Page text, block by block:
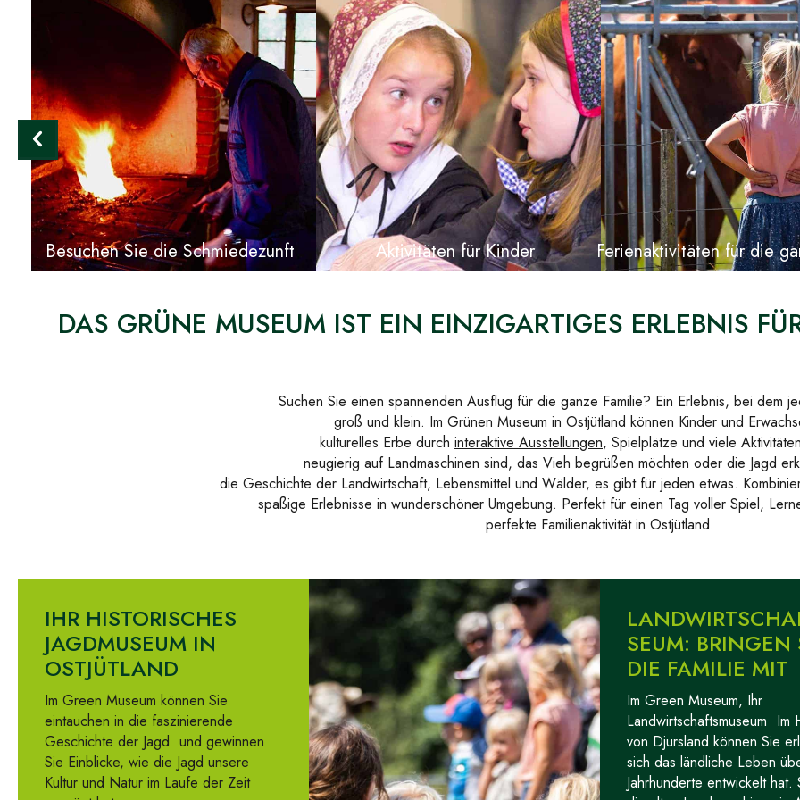
Besuchen Sie die Schmiedezunft Aktivitäten für Kinder Ferienaktivitäten für die
DAS GRÜNE MUSEUM IST EIN EINZIGARTIGES ERLEBNIS
Suchen Sie einen spannenden Ausflug für die ganze Familie? Ein Erlebnis, bei dem
groß und klein. Im Grünen Museum in Ostjütland können Kinder und
kulturelles Erbe durch interaktive Ausstellungen, Spielplätze und viele
neugierig auf Landmaschinen sind, das Vieh begrüßen möchten oder die Jagd
die Geschichte der Landwirtschaft, Lebensmittel und Wälder, es gibt für jeden etwas.
spaßige Erlebnisse in wunderschöner Umgebung. Perfekt für einen Tag voller Spiel,
perfekte Familienaktivität in Ostjütland.
IHR HISTORISCHES
JAGDMUSEUM IN
OSTJÜTLAND
Im Green Museum können Sie
eintauchen in die faszinierende
Geschichte der Jagd und gewinnen
Sie Einblicke, wie die Jagd unsere
Kultur und Natur im Laufe der Zeit
SEUM: BRINGEN
DIE FAMILIE MIT
Im Green Museum, Ihr
Landwirtschaftsmuseum Im
von Djursland können Sie
sich das ländliche Leben
Jahrhunderte entwickelt hat.